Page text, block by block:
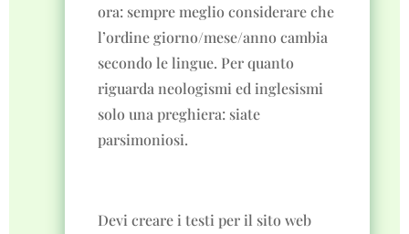
ora: sempre meglio considerare che
l’ordine giorno/mese/anno cambia
secondo le lingue. Per quanto
riguarda neologismi ed inglesismi
solo una preghiera: siate
parsimoniosi.
Devi creare i testi per il sito web